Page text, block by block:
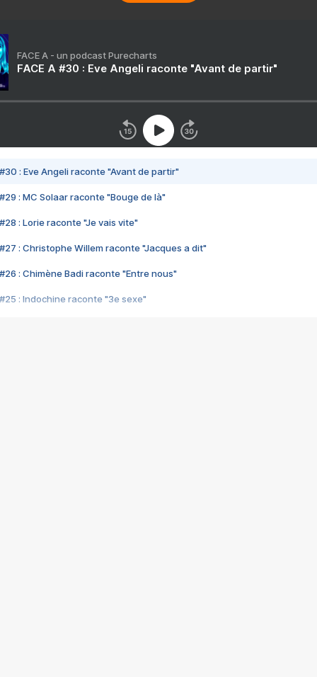
FACE A - un podcast Purecharts
FACE A #30 : Eve Angeli raconte "Avant de partir"
#30 : Eve Angeli raconte "Avant de partir"
#29 : MC Solaar raconte "Bouge de là"
#28 : Lorie raconte "Je vais vite"
#27 : Christophe Willem raconte "Jacques a dit"
#26 : Chimène Badi raconte "Entre nous"
#25 : Indochine raconte "3e sexe"